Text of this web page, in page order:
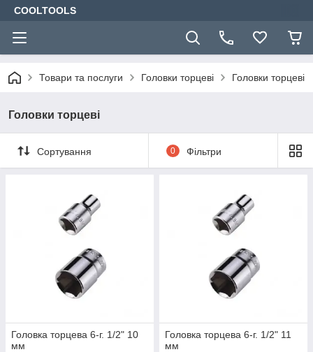
COOLTOOLS
Товари та послуги Головки торцеві Головки торцеві
Головки торцеві
Сортування 0 Фільтри
Головка торцева 6-г. 1/2" 10
мм
Головка торцева 6-г. 1/2" 11
мм